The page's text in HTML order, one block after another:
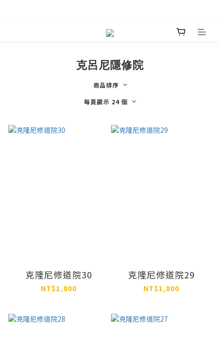
克呂尼隱修院
商品排序
每頁顯示 24 個
克隆尼修道院30
NT$1,800
克隆尼修道院29
NT$1,800